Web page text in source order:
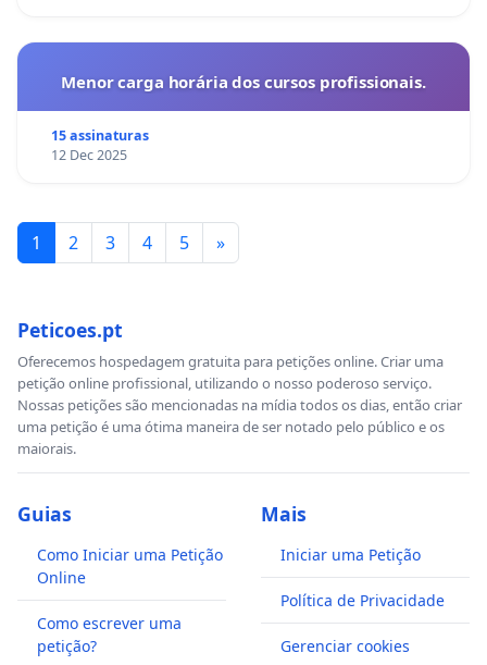
Menor carga horária dos cursos profissionais.
15 assinaturas
12 Dec 2025
1 2 3 4 5 »
Peticoes.pt
Oferecemos hospedagem gratuita para petições online. Criar uma
petição online profissional, utilizando o nosso poderoso serviço.
Nossas petições são mencionadas na mídia todos os dias, então criar
uma petição é uma ótima maneira de ser notado pelo público e os
maiorais.
Guias
Como Iniciar uma Petição
Online
Como escrever uma
petição?
Mais
Iniciar uma Petição
Política de Privacidade
Gerenciar cookies